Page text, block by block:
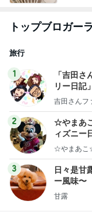
トップブロガー
旅行
1
「吉田さ
リー日記
y Ameba
ログ
吉田さんフ
2
☆やまあ
ィズニー
☆やまあ
3
日々是甘
ー風味〜
甘露